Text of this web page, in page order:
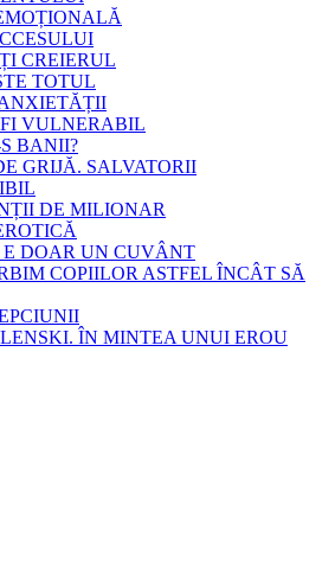
CREIERUL
TOTUL
VULNERABIL
BANII?
GRIJĂ. SALVATORII
DE MILIONAR
E DOAR UN CUVÂNT
COPIILOR ASTFEL ÎNCÂT SĂ
ÎN MINTEA UNUI EROU